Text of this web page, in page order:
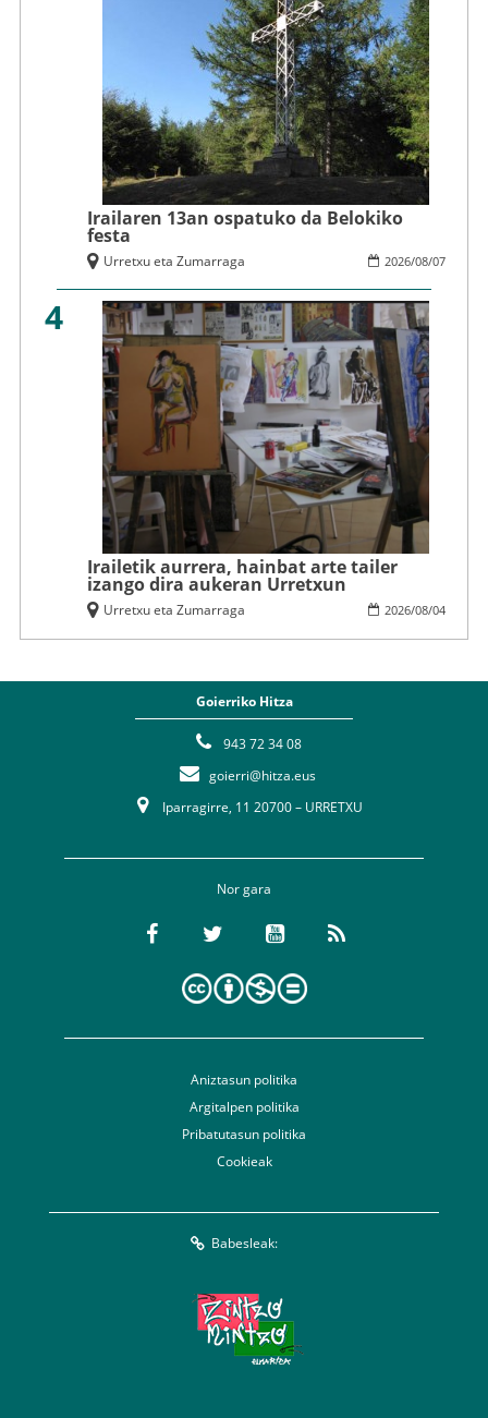
Irailaren 13an ospatuko da Belokiko
festa
2026/08/07
Urretxu eta Zumarraga
4
Irailetik aurrera, hainbat arte tailer
izango dira aukeran Urretxun
2026/08/04
Urretxu eta Zumarraga
Goierriko Hitza
943 72 34 08
goierri@hitza.eus
Iparragirre, 11 20700 – URRETXU
Nor gara
Aniztasun politika
Argitalpen politika
Pribatutasun politika
Cookieak
Babesleak: